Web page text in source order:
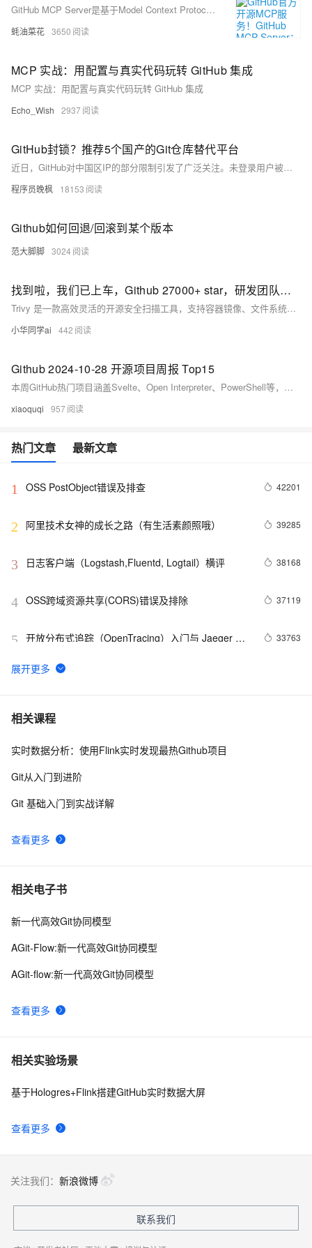
GitHub MCP Server是基于Model Context Protocol的服务器工具，提供与GitHub API的无缝集成，支持自动化处理问题、Pull Request和仓库管理等功能。
蚝油菜花 3650
MCP 实战：用配置与真实代码玩转 GitHub 集成
MCP 实战：用配置与真实代码玩转 GitHub 集成
Echo_Wish 2937
GitHub封锁？推荐5个国产的Git仓库替代平台
近日，GitHub对中国区IP的部分限制引发了广泛关注。未登录用户被拒，已登录用户功能受限，南北网络环境差异更显“内卷”。为应对这一挑战，本文推荐了多个国产Git平台：Gitee（码云）、GitCode（CSDN旗下）、CODING（腾讯系）、CodeUP（阿里云支持）及微信代码管理工具。这些平台功能全面、稳定性强，是开发者迁移项目的理想选择。通过同步代码、配置CI/CD流水线等简单步骤，可确保项目平稳过渡。此次事件提醒我们，掌握核心技能与支持国产平台同样重要！
程序员晚枫 18153
Github如何回退/回滚到某个版本
范大脚脚 3024
找到啦，我们已上车，Github 27000+ star，研发团队必备开源工具项目，真丝滑！！！
Trivy 是一款高效灵活的开源安全扫描工具，支持容器镜像、文件系统、Kubernetes 等多目标扫描，具备快速、易用、集成性强等特点，适用于 DevSecOps 全流程安全检测。
小华同学ai 442
Github 2024-10-28 开源项目周报 Top15
本周GitHub热门项目涵盖Svelte、Open Interpreter、PowerShell等，涉及Web开发、AI助手、自动化工具等领域，Python、JavaScript为主流语言，展现开源技术活跃生态。（239字）
xiaoquqi 957
热门文章 最新文章
1 OSS PostObject错误及排查 42201
2 阿里技术女神的成长之路（有生活素颜照哦） 39285
3 日志客户端（Logstash,Fluentd, Logtail）横评 38168
4 OSS跨域资源共享(CORS)错误及排除 37119
5 开放分布式追踪（OpenTracing）入门与 Jaeger 实
33763
6 使用阿里云极速型NAS构建高可用的GitLab
7 现代IM系统中消息推送和存储架构的实现
8 日志服务（原SLS）新功能发布(9)--Logtail配置支持
相关课程
查看更多
实时数据分析：使用Flink实时发现最热Github项目
Git从入门到进阶
Git 基础入门到实战详解
相关电子书
查看更多
新一代高效Git协同模型
AGit-Flow:新一代高效Git协同模型
AGit-flow:新一代高效Git协同模型
相关实验场景
查看更多
基于Hologres+Flink搭建GitHub实时数据大屏
关注我们： 新浪微博
联系我们